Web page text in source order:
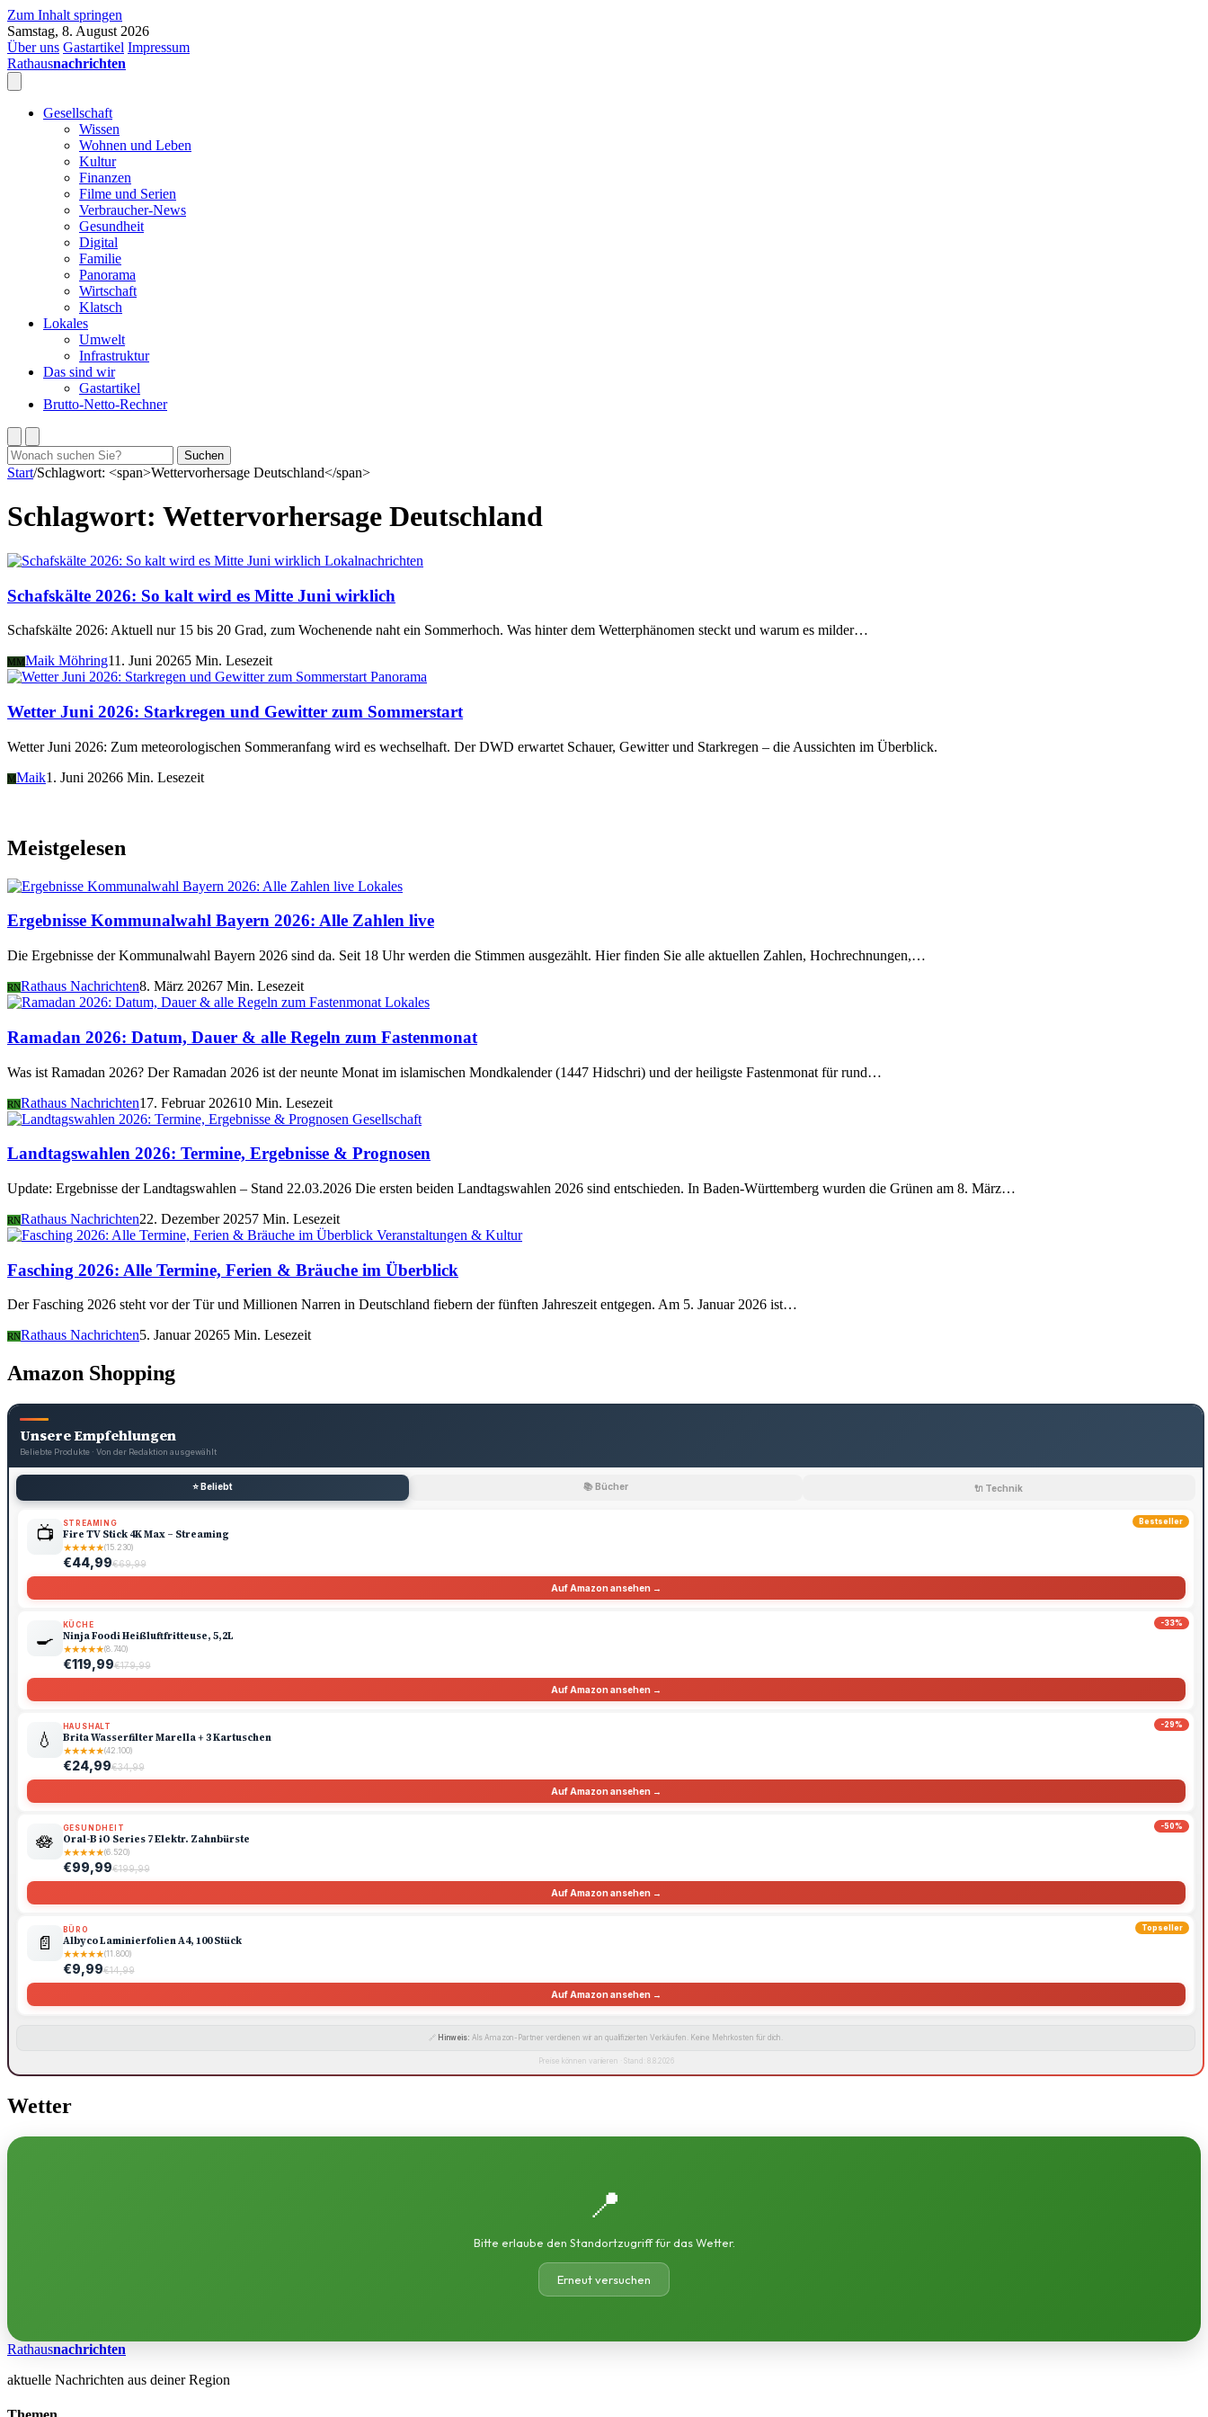
Zum Inhalt springen
Samstag, 8. August 2026
Über uns Gastartikel Impressum
Rathausnachrichten
Gesellschaft
Wissen
Wohnen und Leben
Kultur
Finanzen
Filme und Serien
Verbraucher-News
Gesundheit
Digital
Familie
Panorama
Wirtschaft
Klatsch
Lokales
Umwelt
Infrastruktur
Das sind wir
Gastartikel
Brutto-Netto-Rechner
Suchen
nach:
Suchen
Start/Schlagwort: <span>Wettervorhersage Deutschland</span>
Schlagwort: Wettervorhersage Deutschland
Lokalnachrichten
Schafskälte 2026: So kalt wird es Mitte Juni wirklich
Schafskälte 2026: Aktuell nur 15 bis 20 Grad, zum Wochenende naht ein Sommerhoch. Was hinter dem Wetterphänomen steckt und warum es milder…
MM Maik Möhring11. Juni 20265 Min. Lesezeit
Panorama
Wetter Juni 2026: Starkregen und Gewitter zum Sommerstart
Wetter Juni 2026: Zum meteorologischen Sommeranfang wird es wechselhaft. Der DWD erwartet Schauer, Gewitter und Starkregen – die Aussichten im Überblick.
MMaik1. Juni 20266 Min. Lesezeit
Meistgelesen
Lokales
Ergebnisse Kommunalwahl Bayern 2026: Alle Zahlen live
Die Ergebnisse der Kommunalwahl Bayern 2026 sind da. Seit 18 Uhr werden die Stimmen ausgezählt. Hier finden Sie alle aktuellen Zahlen, Hochrechnungen,…
RNRathaus Nachrichten8. März 20267 Min. Lesezeit
Lokales
Ramadan 2026: Datum, Dauer & alle Regeln zum Fastenmonat
Was ist Ramadan 2026? Der Ramadan 2026 ist der neunte Monat im islamischen Mondkalender (1447 Hidschri) und der heiligste Fastenmonat für rund…
RNRathaus Nachrichten17. Februar 202610 Min. Lesezeit
Gesellschaft
Landtagswahlen 2026: Termine, Ergebnisse & Prognosen
Update: Ergebnisse der Landtagswahlen – Stand 22.03.2026 Die ersten beiden Landtagswahlen 2026 sind entschieden. In Baden-Württemberg wurden die Grünen am 8. März…
RNRathaus Nachrichten22. Dezember 20257 Min. Lesezeit
Veranstaltungen & Kultur
Fasching 2026: Alle Termine, Ferien & Bräuche im Überblick
Der Fasching 2026 steht vor der Tür und Millionen Narren in Deutschland fiebern der fünften Jahreszeit entgegen. Am 5. Januar 2026 ist…
RNRathaus Nachrichten5. Januar 20265 Min. Lesezeit
Amazon Shopping
Unsere Empfehlungen
Beliebte Produkte · Von der Redaktion ausgewählt
⭐ Beliebt 📚 Bücher 🔌 Technik
Bestseller
📺 STREAMING
Fire TV Stick 4K Max – Streaming
★★★★★(15.230)
€44,99€69,99
Auf Amazon ansehen →
-33%
🍳
KÜCHE
Ninja Foodi Heißluftfritteuse, 5,2L
★★★★★(8.740)
€119,99€179,99
Auf Amazon ansehen →
-29%
💧
HAUSHALT
Brita Wasserfilter Marella + 3 Kartuschen
★★★★★(42.100)
€24,99€34,99
Auf Amazon ansehen →
-50%
🪷
GESUNDHEIT
Oral-B iO Series 7 Elektr. Zahnbürste
★★★★★(6.520)
€99,99€199,99
Auf Amazon ansehen →
Topseller
📄
BÜRO
Albyco Laminierfolien A4, 100 Stück
★★★★★(11.800)
€9,99€14,99
Auf Amazon ansehen →
🔗 Hinweis: Als Amazon-Partner verdienen wir an qualifizierten Verkäufen. Keine Mehrkosten für dich.
Preise können variieren · Stand: 8.8.2026
Wetter
📍
Bitte erlaube den Standortzugriff für das Wetter.
Erneut versuchen
Rathausnachrichten
aktuelle Nachrichten aus deiner Region